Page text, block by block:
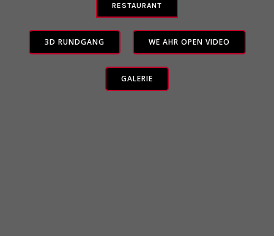
RESTAURANT
3D RUNDGANG WE AHR OPEN VIDEO
GALERIE